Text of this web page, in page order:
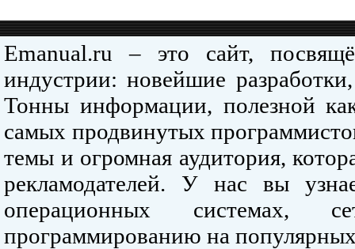
Emanual.ru – это сайт,
индустрии: новейшие
Тонны информации, полезной
самых продвинутых
темы и огромная аудитория,
рекламодателей. У нас вы
операционных системах,
программированию на